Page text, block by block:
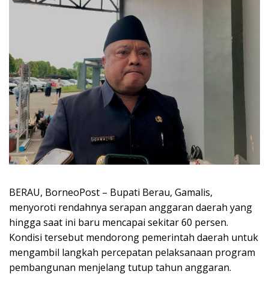
BERAU, BorneoPost – Bupati Berau, Gamalis,
menyoroti rendahnya serapan anggaran daerah yang
hingga saat ini baru mencapai sekitar 60 persen.
Kondisi tersebut mendorong pemerintah daerah untuk
mengambil langkah percepatan pelaksanaan program
pembangunan menjelang tutup tahun anggaran.